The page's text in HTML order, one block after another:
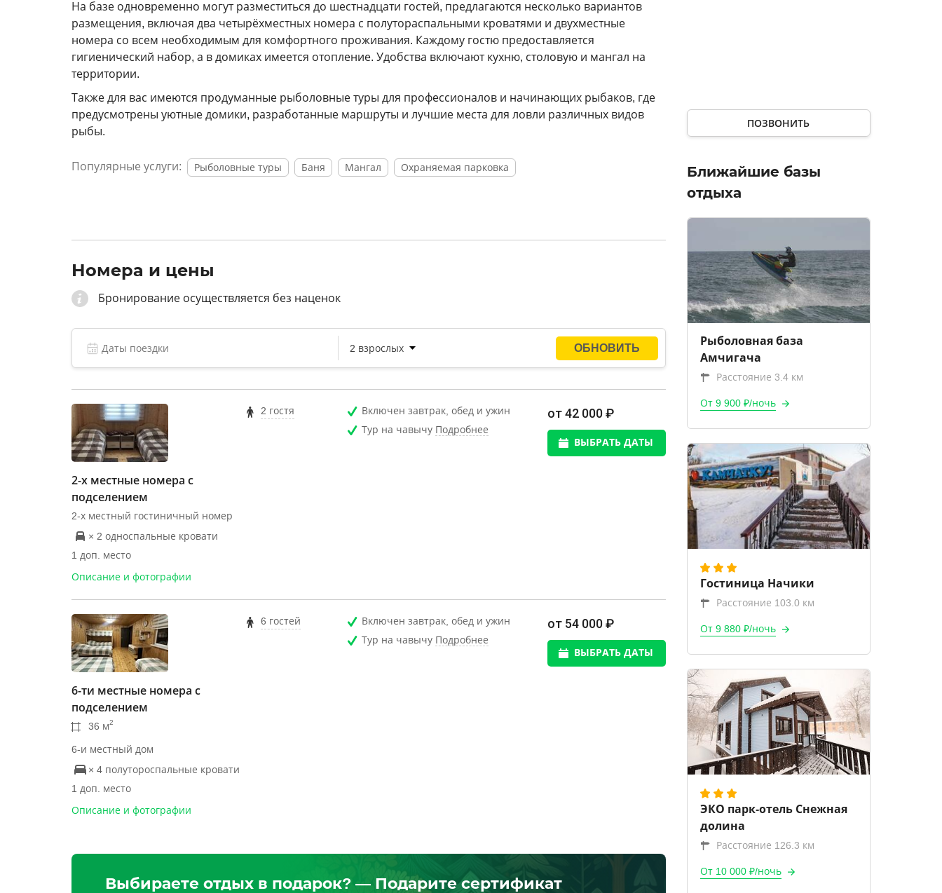
На базе одновременно могут разместиться до шестнадцати гостей, предлагаются несколько вариантов
размещения, включая два четырёхместных номера с полутораспальными кроватями и двухместные
номера со всем необходимым для комфортного проживания. Каждому гостю предоставляется
гигиенический набор, а в домиках имеется отопление. Удобства включают кухню, столовую и мангал на
территории.
Также для вас имеются продуманные рыболовные туры для профессионалов и начинающих рыбаков, где
предусмотрены уютные домики, разработанные маршруты и лучшие места для ловли различных видов
рыбы.
Популярные услуги: Рыболовные туры Баня Мангал Охраняемая парковка
Номера и цены
Бронирование осуществляется без наценок
2-х местные номера с
подселением
2-х местный гостиничный номер
× 2 односпальные кровати
1 доп. место
Описание и фотографии
2 гостя
Включен завтрак, обед и ужин
Тур на чавычу Подробнее
от 42 000 ₽
ВЫБРАТЬ ДАТЫ
6-ти местные номера с
подселением
36 м2
6-и местный дом
× 4 полутороспальные кровати
1 доп. место
Описание и фотографии
6 гостей
Включен завтрак, обед и ужин
Тур на чавычу Подробнее
от 54 000 ₽
ВЫБРАТЬ ДАТЫ
Выбираете отдых в подарок? — Подарите сертификат
ПОЗВОНИТЬ
Ближайшие базы
отдыха
Рыболовная база
Амчигача
Расстояние 3.4 км
От 9 900 ₽/ночь
Гостиница Начики
Расстояние 103.0 км
От 9 880 ₽/ночь
ЭКО парк-отель Снежная
долина
Расстояние 126.3 км
От 10 000 ₽/ночь